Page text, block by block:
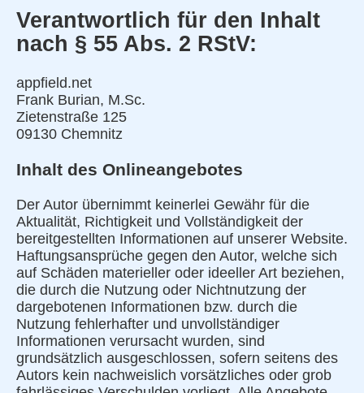
Verantwortlich für den Inhalt
nach § 55 Abs. 2 RStV:
appfield.net
Frank Burian, M.Sc.
Zietenstraße 125
09130 Chemnitz
Inhalt des Onlineangebotes
Der Autor übernimmt keinerlei Gewähr für die
Aktualität, Richtigkeit und Vollständigkeit der
bereitgestellten Informationen auf unserer Website.
Haftungsansprüche gegen den Autor, welche sich
auf Schäden materieller oder ideeller Art beziehen,
die durch die Nutzung oder Nichtnutzung der
dargebotenen Informationen bzw. durch die
Nutzung fehlerhafter und unvollständiger
Informationen verursacht wurden, sind
grundsätzlich ausgeschlossen, sofern seitens des
Autors kein nachweislich vorsätzliches oder grob